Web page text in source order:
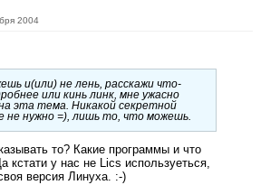
2004
и(или) не лень, расскажи что-
или кинь линк, мне ужасно
эта тема. Никакой секретной
не нужно =), лишь то, что можешь.
то? Какие программы и что
кстати у нас не Lics используеться,
версия Линуха. :-)